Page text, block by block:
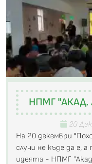
НПМГ
20
На 20 декември
случи не къде да е,
идеята - НПМГ